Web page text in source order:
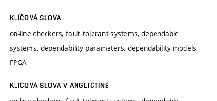
KLÍČOVÁ SLOVA
on-line checkers, fault tolerant systems, dependable
systems, dependability parameters, dependability models,
FPGA
KLÍČOVÁ SLOVA V ANGLIČTINĚ